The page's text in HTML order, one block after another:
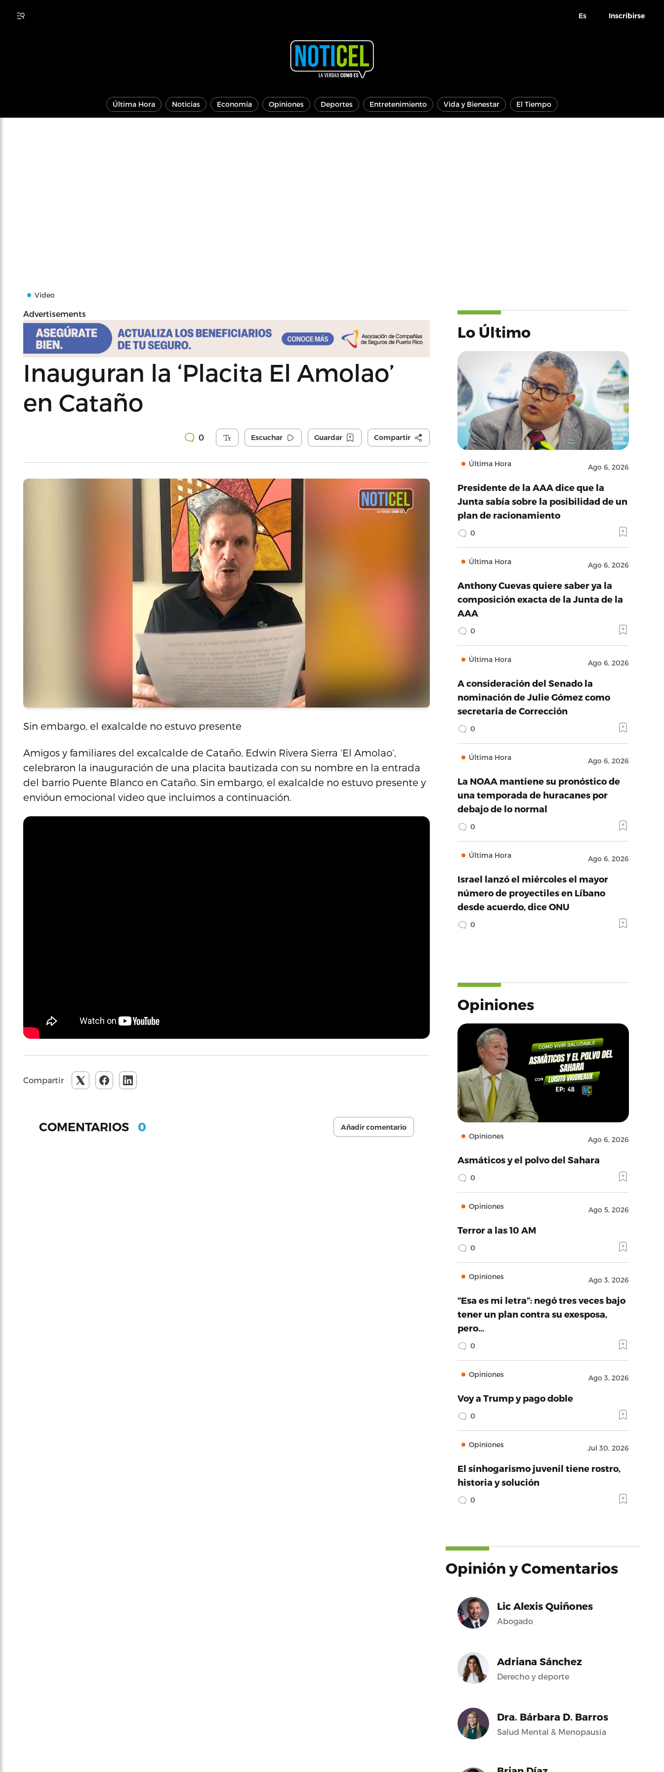
Es Inscribirse
Última Hora Noticias Economía Opiniones Deportes Entretenimiento Vida y Bienestar El Tiempo
Video
Advertisements
Inauguran la ‘Placita El Amolao’
en Cataño
0 Escuchar Guardar Compartir
Sin embargo, el exalcalde no estuvo presente
Amigos y familiares del excalcalde de Cataño, Edwin Rivera Sierra ‘El Amolao’,
celebraron la inauguración de una placita bautizada con su nombre en la entrada
del barrio Puente Blanco en Cataño. Sin embargo, el exalcalde no estuvo presente y
envióun emocional video que incluimos a continuación.
Compartir
COMENTARIOS 0 Añadir comentario
Lo Último
Última Hora Ago 6, 2026
Presidente de la AAA dice que la
Junta sabía sobre la posibilidad de un
plan de racionamiento
0
Última Hora Ago 6, 2026
Anthony Cuevas quiere saber ya la
composición exacta de la Junta de la
AAA
0
Última Hora Ago 6, 2026
A consideración del Senado la
nominación de Julie Gómez como
secretaria de Corrección
0
Última Hora Ago 6, 2026
La NOAA mantiene su pronóstico de
una temporada de huracanes por
debajo de lo normal
0
Última Hora Ago 6, 2026
Israel lanzó el miércoles el mayor
número de proyectiles en Líbano
desde acuerdo, dice ONU
0
Opiniones
Opiniones Ago 6, 2026
Asmáticos y el polvo del Sahara
0
Opiniones Ago 5, 2026
Terror a las 10 AM
0
Opiniones Ago 3, 2026
“Esa es mi letra”: negó tres veces bajo
tener un plan contra su exesposa,
pero…
0
Opiniones Ago 3, 2026
Voy a Trump y pago doble
0
Opiniones Jul 30, 2026
El sinhogarismo juvenil tiene rostro,
historia y solución
0
Opinión y Comentarios
Lic Alexis Quiñones
Abogado
Adriana Sánchez
Derecho y deporte
Dra. Bárbara D. Barros
Salud Mental & Menopausia